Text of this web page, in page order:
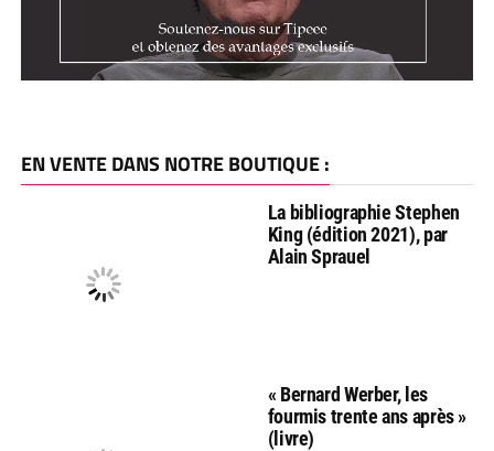
EN VENTE DANS NOTRE BOUTIQUE :
La bibliographie Stephen
King (édition 2021), par
Alain Sprauel
« Bernard Werber, les
fourmis trente ans après »
(livre)